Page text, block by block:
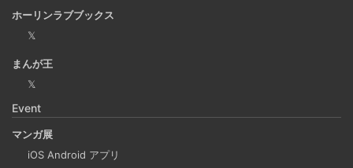
この機能が非常に役立つと思います。
Laravelを使って簡単にReactを開発できる環境を作
2025-03-18
Laravelを使って簡単にReactの開発環境を構築する。 以前
はPython（Django）＋React（TypeScript）で挫折した
が、今回は得意なPHP（Laravel）をバックエンドにするこ
ホーリンラブブックス
𝕏
まんが王
𝕏
Event
マンガ展
iOS Android アプリ